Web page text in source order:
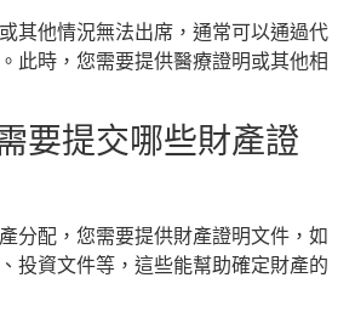
其他情況無法出席，通常可以通過代
此時，您需要提供醫療證明或其他相
要提交哪些財產證
分配，您需要提供財產證明文件，如
投資文件等，這些能幫助確定財產的